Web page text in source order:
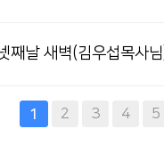
째날 새벽(김우섭목사
1 2 3 4 5